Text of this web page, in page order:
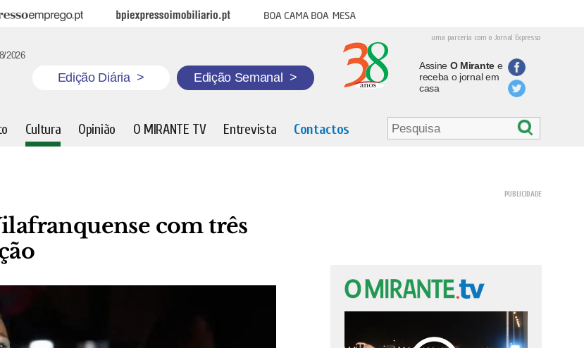
Emprego BPI Expresso Imobiliário Boa cama boa mesa
uma parceria com o Jornal Expresso
2026
Edição Diária > Edição Semanal >
Assine O Mirantee
receba o jornal em
casa
Cultura Opinião O MIRANTE TV Entrevista Contactos
com três